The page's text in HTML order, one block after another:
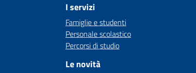
I servizi
Famiglie e studenti
Personale scolastico
Percorsi di studio
Le novità